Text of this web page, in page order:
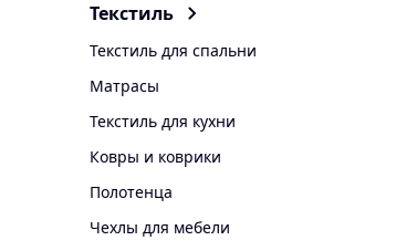
Текстиль
Текстиль для спальни
Матрасы
Текстиль для кухни
Ковры и коврики
Полотенца
Чехлы для мебели